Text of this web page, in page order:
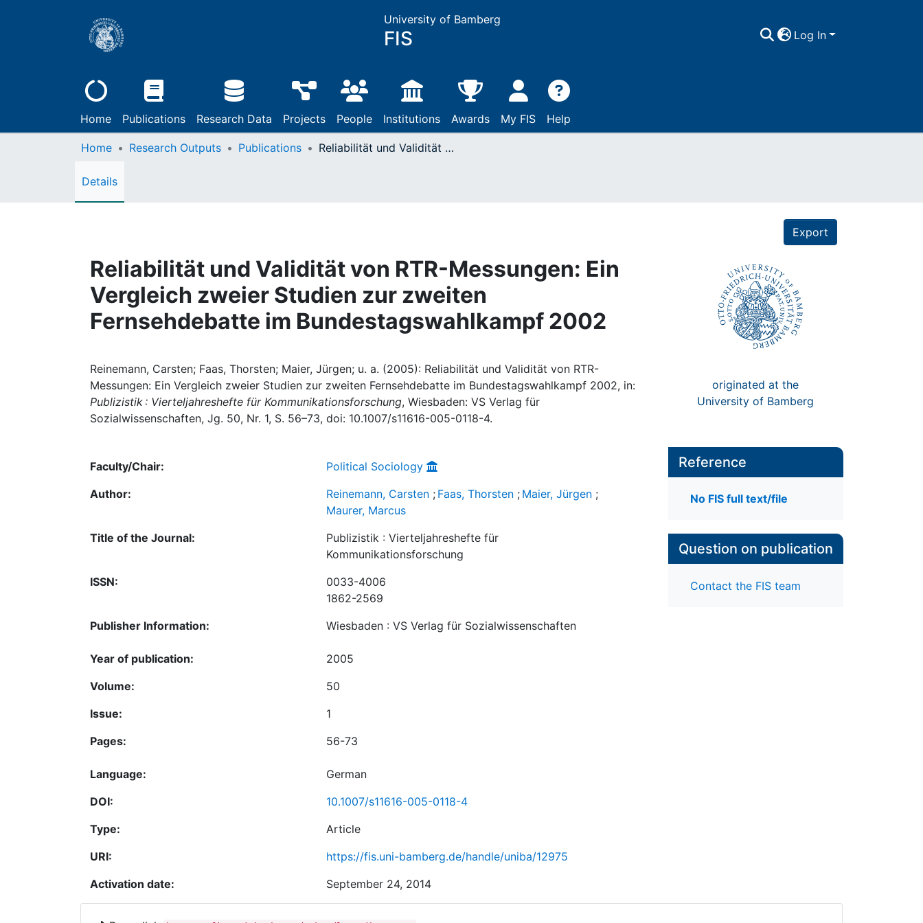
University of Bamberg
FIS Log In
Home Publications Research Data Projects People Institutions Awards My FIS Help
Home Research Outputs Publications Reliabilität und Validität von RTR-Messungen: Ein Vergleich zweier Studien zur zweiten Fernsehdebatte im Bundestagswahlkampf 2002
Details
Export
Reliabilität und Validität von RTR-Messungen: Ein
Vergleich zweier Studien zur zweiten
Fernsehdebatte im Bundestagswahlkampf 2002
Reinemann, Carsten; Faas, Thorsten; Maier, Jürgen; u. a. (2005): Reliabilität und Validität von RTR-
Messungen: Ein Vergleich zweier Studien zur zweiten Fernsehdebatte im Bundestagswahlkampf 2002, in:
Publizistik : Vierteljahreshefte für Kommunikationsforschung, Wiesbaden: VS Verlag für
Sozialwissenschaften, Jg. 50, Nr. 1, S. 56–73, doi: 10.1007/s11616-005-0118-4.
originated at the
University of Bamberg
Faculty/Chair:
Political Sociology
Author:
Reinemann, Carsten ; Faas, Thorsten ; Maier, Jürgen ;
Maurer, Marcus
Title of the Journal:
Publizistik : Vierteljahreshefte für
Kommunikationsforschung
ISSN:
0033-4006
1862-2569
Publisher Information:
Wiesbaden : VS Verlag für Sozialwissenschaften
Year of publication:
2005
Volume:
50
Issue:
1
Pages:
56-73
Language:
German
DOI:
10.1007/s11616-005-0118-4
Type:
Article
URI:
https://fis.uni-bamberg.de/handle/uniba/12975
Activation date:
September 24, 2014
Reference
No FIS full text/file
Question on publication
Contact the FIS team